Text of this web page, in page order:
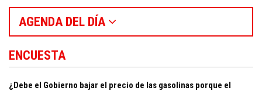
AGENDA DEL DÍA
ENCUESTA
¿Debe el Gobierno bajar el precio de las gasolinas porque el